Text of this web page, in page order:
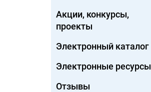
Акции, конкурсы,
проекты
Электронный каталог
Электронные ресурсы
Отзывы